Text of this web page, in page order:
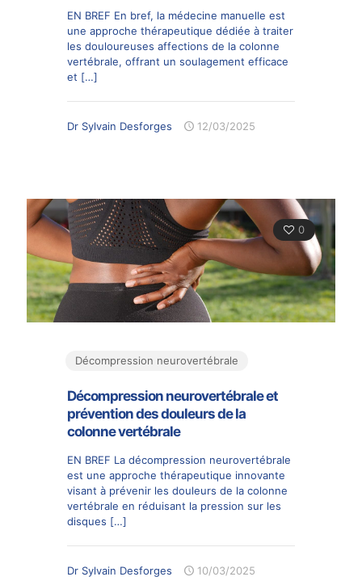
EN BREF En bref, la médecine manuelle est
une approche thérapeutique dédiée à traiter
les douloureuses affections de la colonne
vertébrale, offrant un soulagement efficace
et […]
Dr Sylvain Desforges 12/03/2025
0
Décompression neurovertébrale
Décompression neurovertébrale et
prévention des douleurs de la
colonne vertébrale
EN BREF La décompression neurovertébrale
est une approche thérapeutique innovante
visant à prévenir les douleurs de la colonne
vertébrale en réduisant la pression sur les
disques […]
Dr Sylvain Desforges 10/03/2025